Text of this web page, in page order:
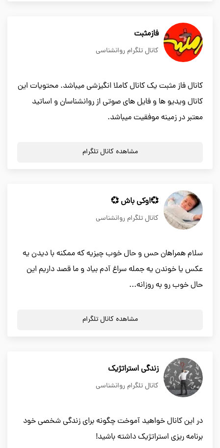
فازمثبت
کانال تلگرام روانشناسی
کانال فاز مثبت یک کانال کاملا انگیزشی میباشد. محتویات این
کانال ویدیو ها و فایل های صوتی از روانشناسان و اساتید
معتبر در زمینه موفقیت میباشد.
مشاهده کانال تلگرام
💞اوکی باش 💞
کانال تلگرام روانشناسی
سلام همراهان حس و حال خوب چیزیه که ممکنه با دیدن یه
عکس یا خوندن یه جمله سراغ آدم بیاد و ما قصد داریم این
حال خوب رو به روزانه...
مشاهده کانال تلگرام
زندگی استراتژیک
کانال تلگرام روانشناسی
در این کانال خواهید آموخت چگونه برای زندگی شخصی خود
برنامه ریزی استراتژیک داشته باشید!